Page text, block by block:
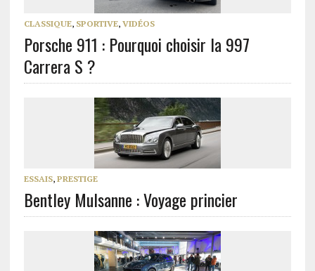
CLASSIQUE, SPORTIVE, VIDÉOS
Porsche 911 : Pourquoi choisir la 997
Carrera S ?
ESSAIS, PRESTIGE
Bentley Mulsanne : Voyage princier